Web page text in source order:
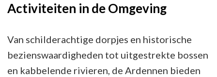
Activiteiten in de Omgeving
Van schilderachtige dorpjes en historische
bezienswaardigheden tot uitgestrekte bossen
en kabbelende rivieren, de Ardennen bieden